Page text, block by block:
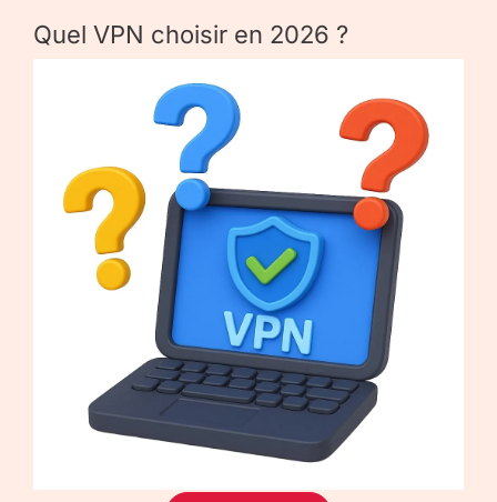
Quel VPN choisir en 2026 ?